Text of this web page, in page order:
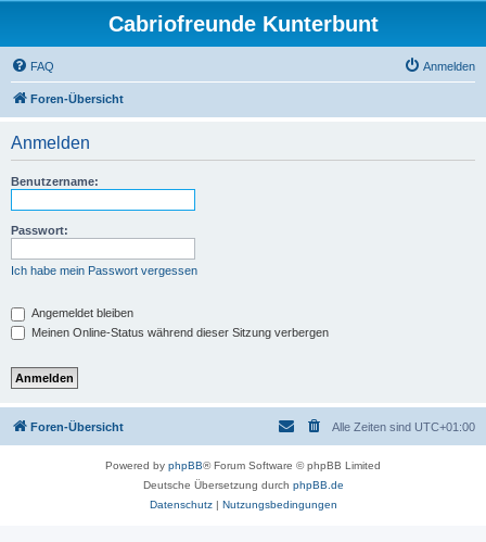
Cabriofreunde Kunterbunt
FAQ Anmelden
Foren-Übersicht
Anmelden
Benutzername:
Passwort:
Ich habe mein Passwort vergessen
Angemeldet bleiben
Meinen Online-Status während dieser Sitzung verbergen
Foren-Übersicht Alle Zeiten sind UTC+01:00
Powered by phpBB® Forum Software © phpBB Limited
Deutsche Übersetzung durch phpBB.de
Datenschutz| Nutzungsbedingungen